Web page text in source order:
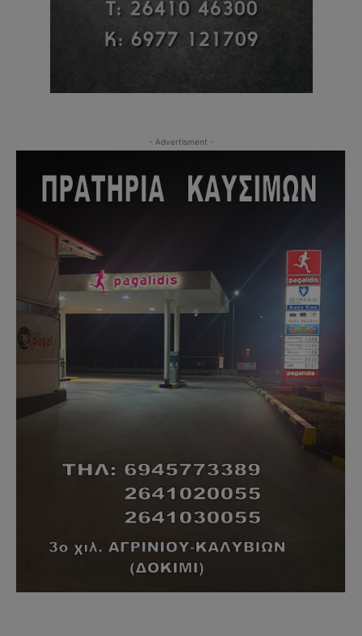
- Advertisment -